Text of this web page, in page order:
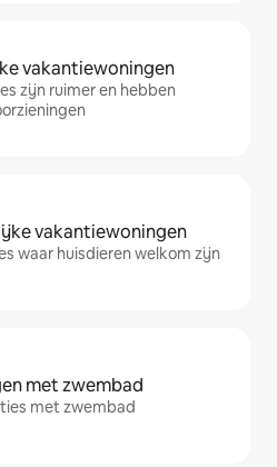
vakantiewoningen
zijn ruimer en hebben
vakantiewoningen
waar huisdieren welkom zijn
met zwembad
met zwembad